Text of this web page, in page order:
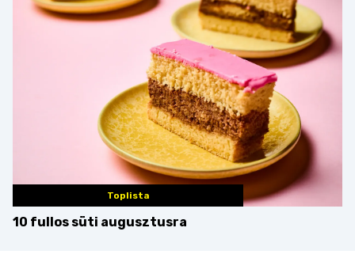
zseniális
Toplista
10 fullos süti augusztusra